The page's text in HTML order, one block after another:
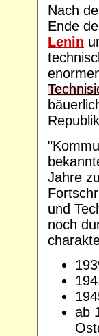
Nach
Ende
Lenin
Jahre
und
noch
ab